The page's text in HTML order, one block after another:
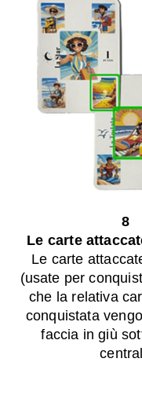
8
Le carte
Le carte
(usate per
che la relativa
conquistata
faccia in giù